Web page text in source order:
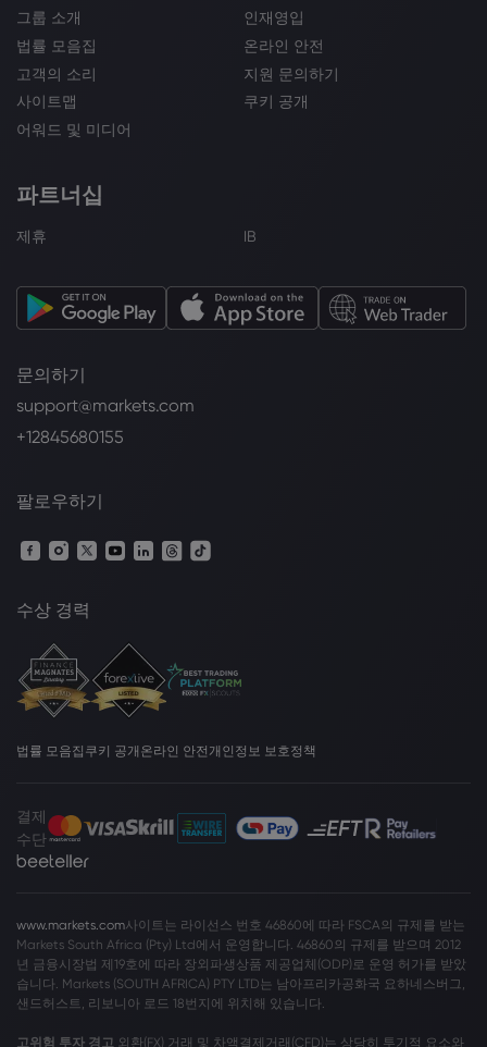
그룹 소개
인재영입
법률 모음집
온라인 안전
고객의 소리
지원 문의하기
사이트맵
쿠키 공개
어워드 및 미디어
파트너십
제휴 IB
문의하기
support@markets.com
+12845680155
팔로우하기
수상 경력
법률 모음집 쿠키 공개온라인 안전 개인정보 보호정책
결제
수단
www.markets.com사이트는 라이선스 번호 46860에 따라 FSCA의 규제를 받는
Markets South Africa (Pty) Ltd에서 운영합니다. 46860의 규제를 받으며 2012
년 금융시장법 제19호에 따라 장외파생상품 제공업체(ODP)로 운영 허가를 받았
습니다. Markets (SOUTH AFRICA) PTY LTD는 남아프리카공화국 요하네스버그,
샌드허스트, 리보니아 로드 18번지에 위치해 있습니다.
고위험 투자 경고 외환(FX) 거래 및 차액결제거래(CFD)는 상당히 투기적 요소와